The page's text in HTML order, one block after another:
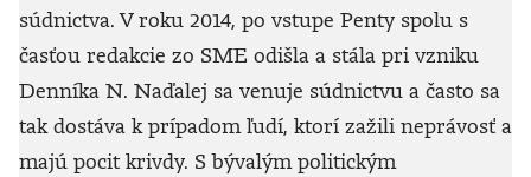
súdnictva. V roku 2014, po vstupe Penty spolu s
časťou redakcie zo SME odišla a stála pri vzniku
Denníka N. Naďalej sa venuje súdnictvu a často sa
tak dostáva k prípadom ľudí, ktorí zažili neprávosť a
majú pocit krivdy. S bývalým politickým